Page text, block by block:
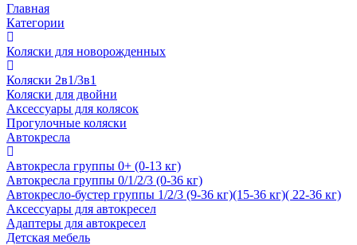
Главная
Категории
Коляски для новорожденных
Коляски 2в1/3в1
Коляски для двойни
Аксессуары для колясок
Прогулочные коляски
Автокресла
Автокресла группы 0+ (0-13 кг)
Автокресла группы 0/1/2/3 (0-36 кг)
Автокресло-бустер группы 1/2/3 (9-36 кг)(15-36 кг)( 22-36 кг)
Аксессуары для автокресел
Адаптеры для автокресел
Детская мебель